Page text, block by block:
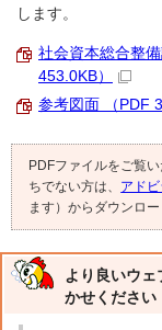
します。
社会資本総合整
453.0KB）
参考図面 （PDF
PDFファイルをご覧
ちでない方は、 アド
ます）からダウンロ
より良いウェ
かせください